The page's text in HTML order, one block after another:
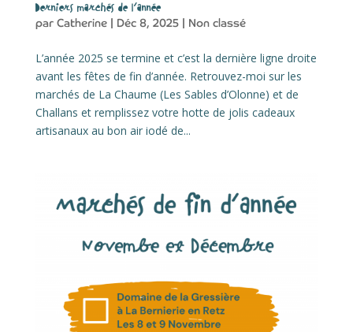
Derniers marchés de l’année
par Catherine| Déc 8, 2025| Non classé
L’année 2025 se termine et c’est la dernière ligne droite
avant les fêtes de fin d’année. Retrouvez-moi sur les
marchés de La Chaume (Les Sables d’Olonne) et de
Challans et remplissez votre hotte de jolis cadeaux
artisanaux au bon air iodé de...